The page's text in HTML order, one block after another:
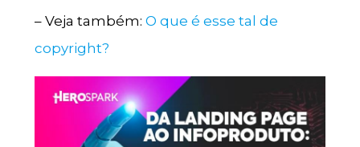
– Veja também: O que é esse tal de
copyright?